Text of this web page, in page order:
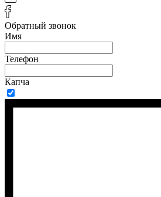
Обратный звонок
Имя
Телефон
Капча